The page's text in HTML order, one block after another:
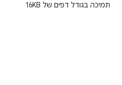
תמיכה בגודל דפים של 16KB